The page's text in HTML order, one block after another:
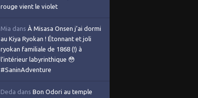
rouge vient le violet
Mia dans À Misasa Onsen j’ai dormi
au Kiya Ryokan ! Étonnant et joli
ryokan familiale de 1868 (!) à
l’intérieur labyrinthique 😳
#SaninAdventure
Deda dans Bon Odori au temple